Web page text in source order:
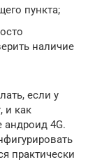
пункта;
наличие
если у
и как
андроид 4G.
практически